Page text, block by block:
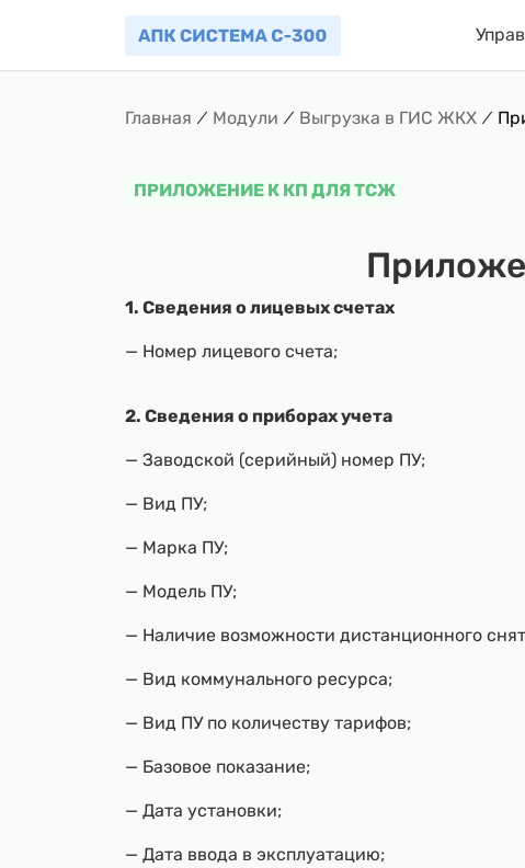
Главная ⁄ Модули ⁄ Выгрузка в ГИС ЖКХ ⁄
ПРИЛОЖЕНИЕ К КП ДЛЯ ТСЖ
1. Сведения о лицевых счетах
— Номер лицевого счета;
2. Сведения о приборах учета
— Заводской (серийный) номер ПУ;
— Вид ПУ;
— Марка ПУ;
— Модель ПУ;
— Наличие возможности дистанционного
— Вид коммунального ресурса;
— Вид ПУ по количеству тарифов;
— Базовое показание;
— Дата установки;
— Дата ввода в эксплуатацию;